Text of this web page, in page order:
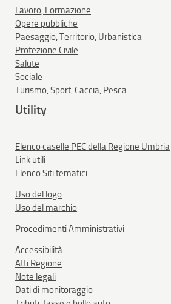
Lavoro, Formazione
Opere pubbliche
Paesaggio, Territorio, Urbanistica
Protezione Civile
Salute
Sociale
Turismo, Sport, Caccia, Pesca
Utility
Elenco caselle PEC della Regione Umbria
Link utili
Elenco Siti tematici
Uso del logo
Uso del marchio
Procedimenti Amministrativi
Accessibilità
Atti Regione
Note legali
Dati di monitoraggio